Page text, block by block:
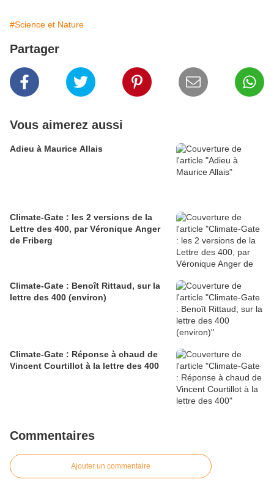
#Science et Nature
Partager
Vous aimerez aussi
Adieu à Maurice Allais
Climate-Gate : les 2 versions de la
Lettre des 400, par Véronique Anger
de Friberg
Climate-Gate : Benoît Rittaud, sur la
lettre des 400 (environ)
Climate-Gate : Réponse à chaud de
Vincent Courtillot à la lettre des 400
Commentaires
Ajouter un commentaire